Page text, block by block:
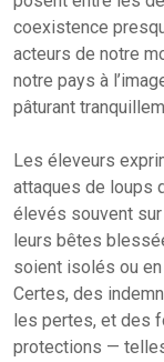
coexistence
acteurs de notre
notre pays à
pâturant
Les éleveurs
attaques de loups
élevés souvent
leurs bêtes
soient isolés ou
Certes, des
les pertes, et des
protections —